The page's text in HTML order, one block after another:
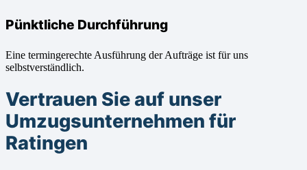
Pünktliche Durchführung
Eine termingerechte Ausführung der Aufträge ist für uns
selbstverständlich.
Vertrauen Sie auf unser
Umzugsunternehmen für
Ratingen